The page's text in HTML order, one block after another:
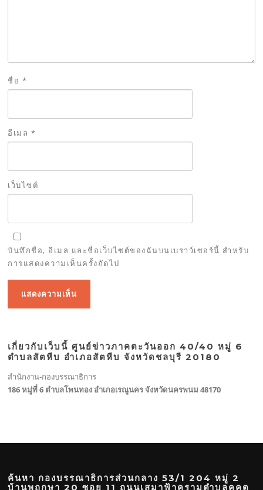
ชื่อ *
อีเมล *
เว็บไซต์
บันทึกชื่อ, อีเมล และชื่อเว็บไซต์ของฉันบนเบราว์เซอร์นี้ สำหรับ
การแสดงความเห็นครั้งถัดไป
เกี่ยวกับเว็บนี้ ศูนย์ข่าวภาคตะวันออก 40/40 หมู่ 6
ตำบลสัตหีบ อำเภอสัตหีบ จังหวัดชลบุรี 20180
สำนักงาน-กองบรรณาธิการ
186 หมู่ที่ 6 ตำบลโพนทอง อำเภอเรณูนคร จังหวัดนครพนม 48170
ค้นหา กองบรรณาธิการส่วนกลาง 53/1 204 หมู่ 2
บ้านพฤกษา 20 ซอย 11 ถนนเสมาฟ้าครามตำบลคูคต